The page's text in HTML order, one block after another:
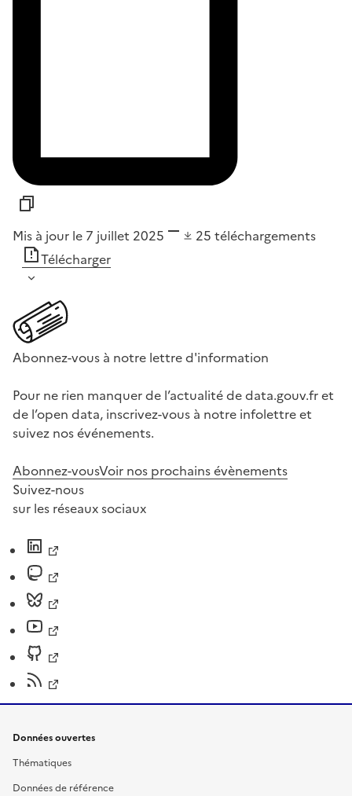
Mis à jour le 7 juillet 2025 25 téléchargements
Télécharger
Abonnez-vous à notre lettre d'information
Pour ne rien manquer de l’actualité de data.gouv.fr et
de l’open data, inscrivez-vous à notre infolettre et
suivez nos événements.
Abonnez-vousVoir nos prochains évènements
Suivez-nous
sur les réseaux sociaux
Données ouvertes
Thématiques
Données de référence